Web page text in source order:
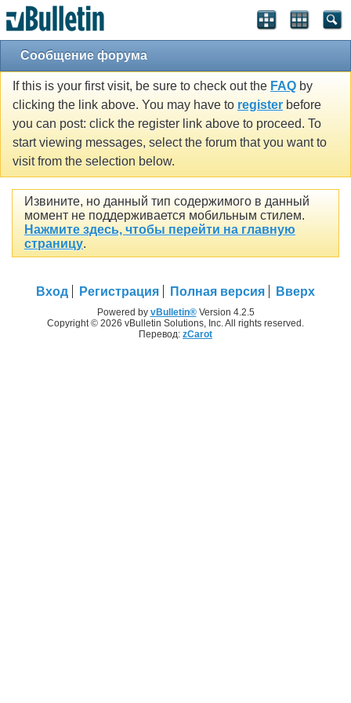
Сообщение форума
If this is your first visit, be sure to check out the FAQ by
clicking the link above. You may have to register before
you can post: click the register link above to proceed. To
start viewing messages, select the forum that you want to
visit from the selection below.
Извините, но данный тип содержимого в данный
момент не поддерживается мобильным стилем.
Нажмите здесь, чтобы перейти на главную
страницу.
Вход Регистрация Полная версия Вверх
Powered by vBulletin®Version 4.2.5
Copyright © 2026 vBulletin Solutions, Inc. All rights reserved.
Перевод: zCarot